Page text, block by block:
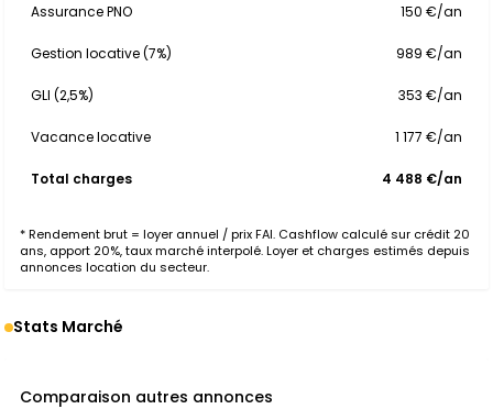
Assurance PNO 150 €/an
Gestion locative (7%) 989 €/an
GLI (2,5%) 353 €/an
Vacance locative 1 177 €/an
Total charges 4 488 €/an
* Rendement brut = loyer annuel / prix FAI. Cashflow calculé sur crédit 20
ans, apport 20%, taux marché interpolé. Loyer et charges estimés depuis
annonces location du secteur.
Stats Marché
Comparaison autres annonces